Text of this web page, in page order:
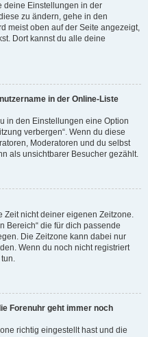
deine Einstellungen in der
zu ändern, gehe in den
meist oben auf der Seite angezeigt,
Dort kannst du alle deine
in der Online-Liste
in den Einstellungen eine Option
verbergen“. Wenn du diese
Moderatoren und du selbst
als unsichtbarer Besucher gezählt.
Zeit nicht deiner eigenen Zeitzone.
Bereich“ die für dich passende
Die Zeitzone kann dabei nur
Wenn du noch nicht registriert
Forenuhr geht immer noch
richtig eingestellt hast und die